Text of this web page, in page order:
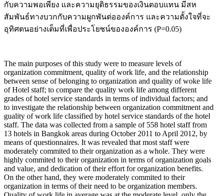
กับความพอเพียง และความยุติธรรมของเงินตอบแทน มีสห
สัมพันธ์ทางบวกกับความผูกพันต่อองค์การ และความตั้งใจที่จะ
อุทิศตนอย่างเต็มที่เพื่อประโยชน์ขององค์การ (P=0.05)
The main purposes of this study were to measure levels of
organization commitment, quality of work life, and the relationship
between sense of belonging to organization and quality of woke life
of Hotel staff; to compare the quality work life among different
grades of hotel service standards in terms of individual factors; and
to investigate the relationship between organization commitment and
guality of work life classified by hotel service standards of the hotel
staff. The data was collected from a sample of 558 hotel staff from
13 hotels in Bangkok areas during October 2011 to April 2012, by
means of questionnaires. It was revealed that most staff were
moderately commited to their organization as a whole. They were
highly commited to their organization in terms of organization goals
and value, and dedication of their effort for organization benefits.
On the other hand, they were moderately commited to their
organization in terms of their need to be organization members.